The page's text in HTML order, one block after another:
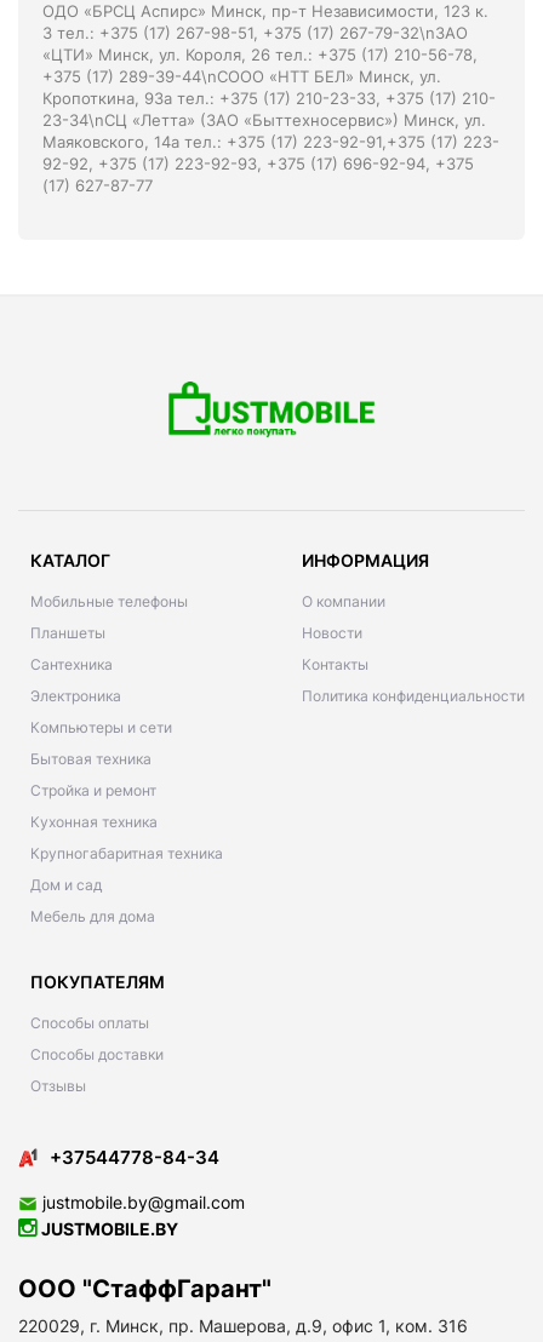
ОДО «БРСЦ Аспирс» Минск, пр-т Независимости, 123 к.
3 тел.: +375 (17) 267-98-51, +375 (17) 267-79-32\nЗАО
«ЦТИ» Минск, ул. Короля, 26 тел.: +375 (17) 210-56-78,
+375 (17) 289-39-44\nСООО «НТТ БЕЛ» Минск, ул.
Кропоткина, 93а тел.: +375 (17) 210-23-33, +375 (17) 210-
23-34\nСЦ «Летта» (ЗАО «Быттехносервис») Минск, ул.
Маяковского, 14а тел.: +375 (17) 223-92-91,+375 (17) 223-
92-92, +375 (17) 223-92-93, +375 (17) 696-92-94, +375
(17) 627-87-77
КАТАЛОГ
Мобильные телефоны
Планшеты
Сантехника
Электроника
Компьютеры и сети
Бытовая техника
Стройка и ремонт
Кухонная техника
Крупногабаритная техника
Дом и сад
Мебель для дома
ИНФОРМАЦИЯ
О компании
Новости
Контакты
Политика конфиденциальности
ПОКУПАТЕЛЯМ
Способы оплаты
Способы доставки
Отзывы
+37544778-84-34
justmobile.by@gmail.com
JUSTMOBILE.BY
ООО "СтаффГарант"
220029, г. Минск, пр. Машерова, д.9, офис 1, ком. 316